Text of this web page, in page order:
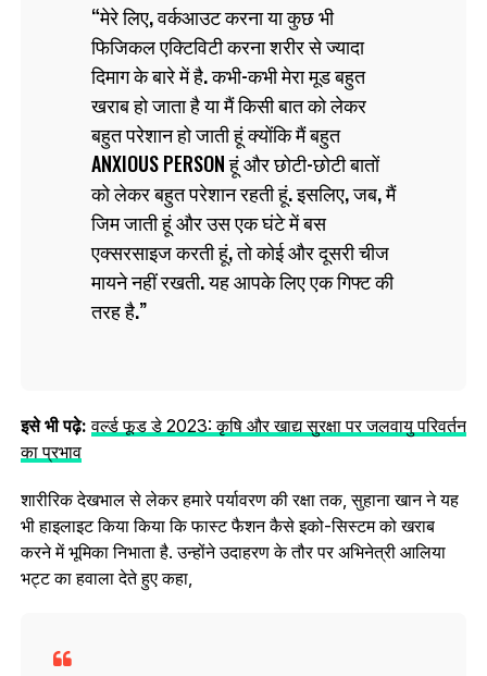
मेरे लिए, वर्कआउट करना या कुछ भी
फिजिकल एक्टिविटी करना शरीर से ज्यादा
दिमाग के बारे में है. कभी-कभी मेरा मूड बहुत
खराब हो जाता है या मैं किसी बात को लेकर
बहुत परेशान हो जाती हूं क्योंकि मैं बहुत
ANXIOUS PERSON हूं और छोटी-छोटी बातों
को लेकर बहुत परेशान रहती हूं. इसलिए, जब, मैं
जिम जाती हूं और उस एक घंटे में बस
एक्सरसाइज करती हूं, तो कोई और दूसरी चीज
मायने नहीं रखती. यह आपके लिए एक गिफ्ट की
तरह है.
इसे भी पढ़े:वर्ल्ड फूड डे 2023: कृषि और खाद्य सुरक्षा पर जलवायु परिवर्तन
का प्रभाव
शारीरिक देखभाल से लेकर हमारे पर्यावरण की रक्षा तक, सुहाना खान ने यह
भी हाइलाइट किया किया कि फास्ट फैशन कैसे इको-सिस्टम को खराब
करने में भूमिका निभाता है. उन्होंने उदाहरण के तौर पर अभिनेत्री आलिया
भट्ट का हवाला देते हुए कहा,